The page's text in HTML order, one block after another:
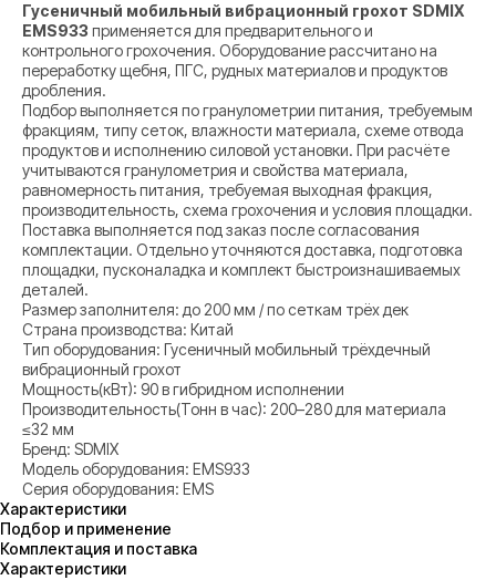
Гусеничный мобильный вибрационный грохот SDMIX
EMS933 применяется для предварительного и
контрольного грохочения. Оборудование рассчитано на
переработку щебня, ПГС, рудных материалов и продуктов
дробления.
Подбор выполняется по гранулометрии питания, требуемым
фракциям, типу сеток, влажности материала, схеме отвода
продуктов и исполнению силовой установки. При расчёте
учитываются гранулометрия и свойства материала,
равномерность питания, требуемая выходная фракция,
производительность, схема грохочения и условия площадки.
Поставка выполняется под заказ после согласования
комплектации. Отдельно уточняются доставка, подготовка
площадки, пусконаладка и комплект быстроизнашиваемых
деталей.
Размер заполнителя: до 200 мм / по сеткам трёх дек
Страна производства: Китай
Тип оборудования: Гусеничный мобильный трёхдечный
вибрационный грохот
Мощность(кВт): 90 в гибридном исполнении
Производительность(Тонн в час): 200–280 для материала
≤32 мм
Бренд: SDMIX
Модель оборудования: EMS933
Серия оборудования: EMS
Характеристики
Подбор и применение
Комплектация и поставка
Характеристики